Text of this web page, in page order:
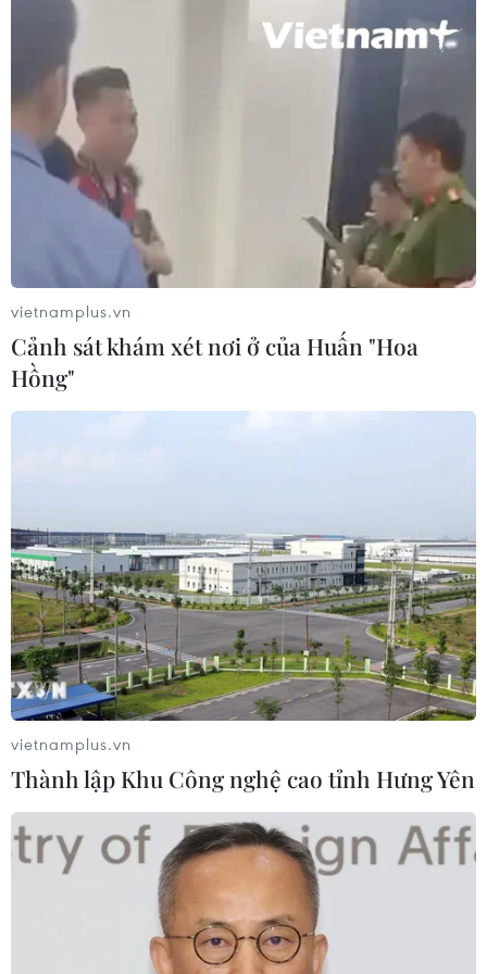
02/08/2026 13:04
Cục diện ASEAN Cup 2026: Kịch bản
đưa đội tuyển Việt Nam vào bán kết
02/08/2026 02:56
Đội tuyển Futsal Việt Nam gây bất
ngờ trước đội xếp hạng 7 thế giới
01/08/2026 14:55
CƠ QUAN CHỦ QUẢN: THÔNG TẤN XÃ VIỆT NAM
Tổng Biên tập: TRẦN TIẾN DUẨN
Phó Tổng Biên tập: NGUYỄN THỊ TÁM, KHÚC THANH
THỦY
Sở hữu trí tuệ
Quy định sử dụng
Ngôn ngữ
TTXVN
Dịch vụ tin
Quảng cáo
Liên hệ
vietnamplus.vn
Cảnh sát khám xét nơi ở của Huấn "Hoa
Hồng"
vietnamplus.vn
Thành lập Khu Công nghệ cao tỉnh Hưng Yên